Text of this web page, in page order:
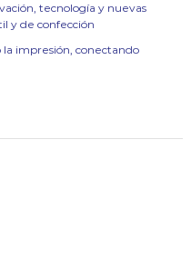
tecnología y nuevas
y de confección
la impresión, conectando